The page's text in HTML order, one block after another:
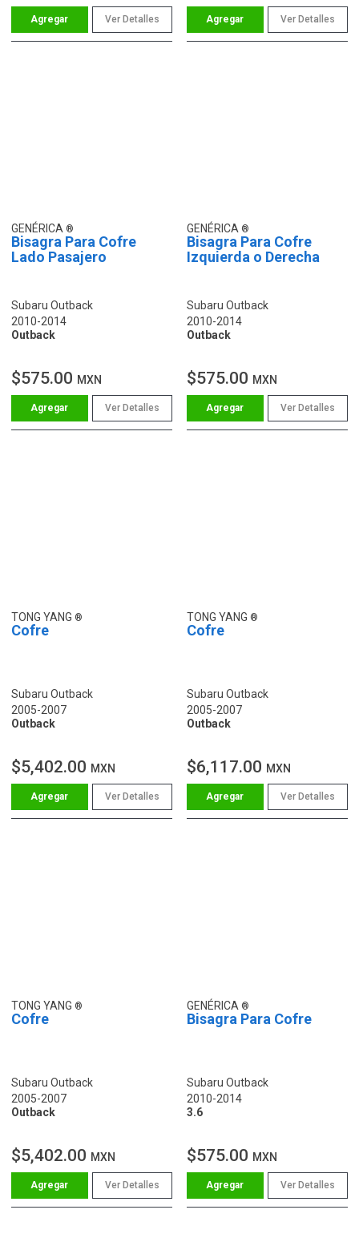
Ver Detalles Ver Detalles
GENÉRICA
Bisagra Para Cofre
Lado Pasajero
Subaru Outback
2010-2014
Outback
$575.00 MXN
Ver Detalles
GENÉRICA
Bisagra Para Cofre
Izquierda o Derecha
Subaru Outback
2010-2014
Outback
$575.00 MXN
Ver Detalles
TONG YANG
Cofre
Subaru Outback
2005-2007
Outback
$5,402.00 MXN
Ver Detalles
TONG YANG
Cofre
Subaru Outback
2005-2007
Outback
$6,117.00 MXN
Ver Detalles
TONG YANG
Cofre
Subaru Outback
2005-2007
Outback
$5,402.00 MXN
Ver Detalles
GENÉRICA
Bisagra Para Cofre
Subaru Outback
2010-2014
3.6
$575.00 MXN
Ver Detalles